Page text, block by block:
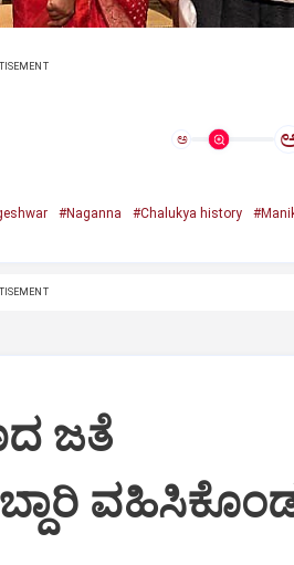
ಅ
#Naganna #Chalukya history
ಜತೆ